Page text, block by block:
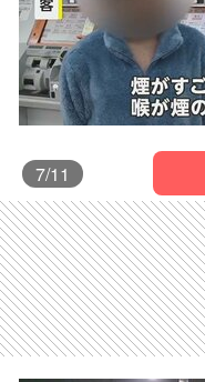
7/11